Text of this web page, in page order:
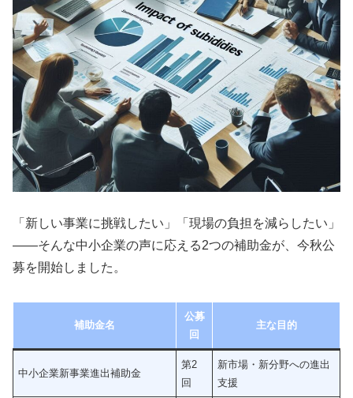
「新しい事業に挑戦したい」「現場の負担を減らしたい」
——そんな中小企業の声に応える2つの補助金が、今秋公
募を開始しました。
補助金名
公募
回
主な目的
中小企業新事業進出補助金
第2
回
新市場・新分野への進出
支援